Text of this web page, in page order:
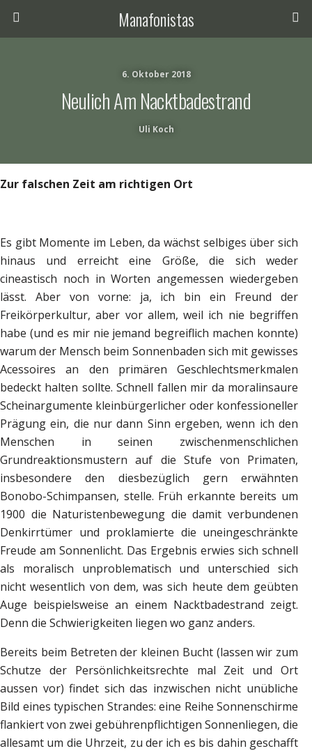
Manafonistas
6. Oktober 2018
Neulich Am Nacktbadestrand
Uli Koch
Zur falschen Zeit am richtigen Ort
Es gibt Momente im Leben, da wächst selbiges über sich
hinaus und erreicht eine Größe, die sich weder
cineastisch noch in Worten angemessen wiedergeben
lässt. Aber von vorne: ja, ich bin ein Freund der
Freikörperkultur, aber vor allem, weil ich nie begriffen
habe (und es mir nie jemand begreiflich machen konnte)
warum der Mensch beim Sonnenbaden sich mit gewisses
Acessoires an den primären Geschlechtsmerkmalen
bedeckt halten sollte. Schnell fallen mir da moralinsaure
Scheinargumente kleinbürgerlicher oder konfessioneller
Prägung ein, die nur dann Sinn ergeben, wenn ich den
Menschen in seinen zwischenmenschlichen
Grundreaktionsmustern auf die Stufe von Primaten,
insbesondere den diesbezüglich gern erwähnten
Bonobo-Schimpansen, stelle. Früh erkannte bereits um
1900 die Naturistenbewegung die damit verbundenen
Denkirrtümer und proklamierte die uneingeschränkte
Freude am Sonnenlicht. Das Ergebnis erwies sich schnell
als moralisch unproblematisch und unterschied sich
nicht wesentlich von dem, was sich heute dem geübten
Auge beispielsweise an einem Nacktbadestrand zeigt.
Denn die Schwierigkeiten liegen wo ganz anders.
Bereits beim Betreten der kleinen Bucht (lassen wir zum
Schutze der Persönlichkeitsrechte mal Zeit und Ort
aussen vor) findet sich das inzwischen nicht unübliche
Bild eines typischen Strandes: eine Reihe Sonnenschirme
flankiert von zwei gebührenpflichtigen Sonnenliegen, die
allesamt um die Uhrzeit, zu der ich es bis dahin geschafft